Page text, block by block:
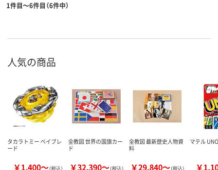
1件目～6件目（6件中）
人気の商品
タカラトミー ベイブレ
ード
￥1,400～（税込）
全教図 世界の国旗カー
ド
￥32,390～（税込）
全教図 最新歴史人物資
料
￥29,840～（税込）
マテル UNO
￥